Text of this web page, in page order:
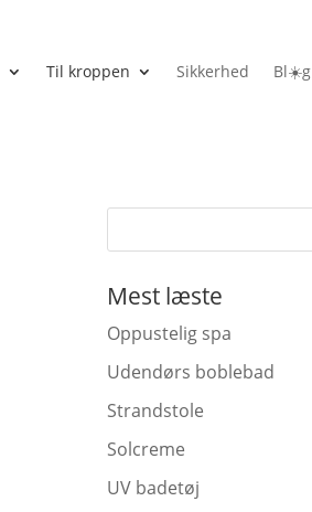
Til kroppen Sikkerhed Bl☀️g
Mest læste
Oppustelig spa
Udendørs boblebad
Strandstole
Solcreme
UV badetøj